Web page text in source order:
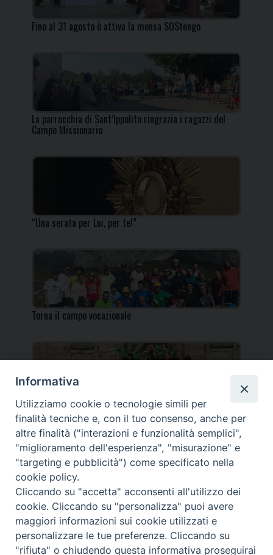
Fino al 31 agosto è attiva la mensa SOStengo
La parrocchia di Sant’Ippolito ringrazia i ragazzi del
Campo Missionario
“Una serata per Lui, per te!”
Torna il campo vocazionale
Torna il Campo Missionario Diocesano
_____________________________________________________
_____________________________
DIOCESI DI FANO FOSSOMBRONE CAGLI PERGOLA | Via Roma,
118 - 61032 FANO (PU) |
Tel. 0721 803737 o 826044 | Cod. Fiscale 90003900413
Informativa
Utilizziamo cookie o tecnologie simili per
finalità tecniche e, con il tuo consenso, anche per
altre finalità ("interazioni e funzionalità semplici",
"miglioramento dell'esperienza", "misurazione" e
"targeting e pubblicità") come specificato nella
cookie policy.
Cliccando su "accetta" acconsenti all'utilizzo dei
cookie. Cliccando su "personalizza" puoi avere
maggiori informazioni sui cookie utilizzati e
personalizzare le tue preferenze. Cliccando su
"rifiuta" o chiudendo questa informativa proseguirai